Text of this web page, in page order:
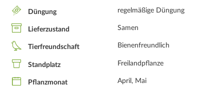
Düngung regelmäßige Düngung
Lieferzustand Samen
Tierfreundschaft Bienenfreundlich
Standplatz Freilandpflanze
Pflanzmonat April, Mai